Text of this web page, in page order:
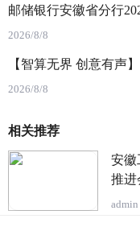
邮储银行安徽省分行
2026/8/8
【智算无界 创意有声
2026/8/8
相关推荐
安徽
推进
admin